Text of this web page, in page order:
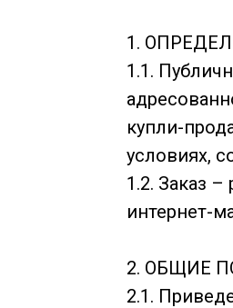
1.
1.1.
купли-
условиях,
1.2. Заказ
интернет-
2. ОБЩИЕ
2.1.